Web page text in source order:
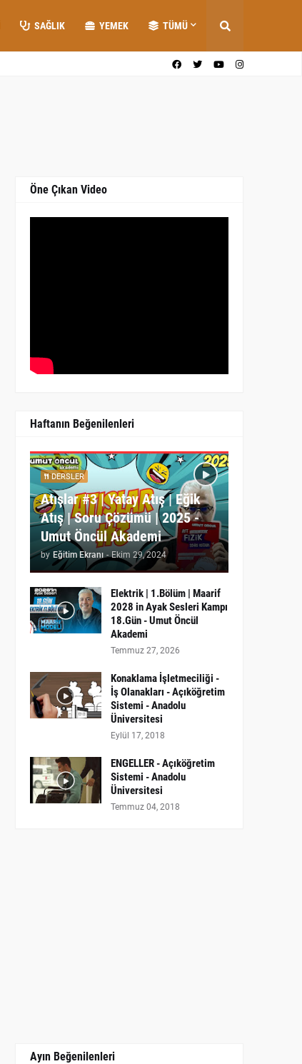
SAĞLIK YEMEK TÜMÜ
Öne Çıkan Video
Haftanın Beğenilenleri
DERSLER
Atışlar #3 | Yatay Atış | Eğik
Atış | Soru Çözümü | 2025 -
Umut Öncül Akademi
by Eğitim Ekranı - Ekim 29, 2024
Elektrik | 1.Bölüm | Maarif
2028 in Ayak Sesleri Kampı
18.Gün - Umut Öncül
Akademi
Temmuz 27, 2026
Konaklama İşletmeciliği -
İş Olanakları - Açıköğretim
Sistemi - Anadolu
Üniversitesi
Eylül 17, 2018
ENGELLER - Açıköğretim
Sistemi - Anadolu
Üniversitesi
Temmuz 04, 2018
Ayın Beğenilenleri